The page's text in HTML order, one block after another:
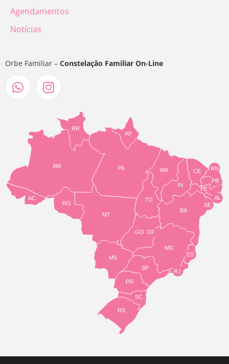
Agendamentos
Notícias
Orbe Familiar – Constelação Familiar On-Line
TO
BA
SE
PE
AL
RN
CE
PI
MA
AP
PA
RR
AM
AC
RO
MT
MS
GO
PR
SC
RS
SP
MG
RJ
ES
DF
PB